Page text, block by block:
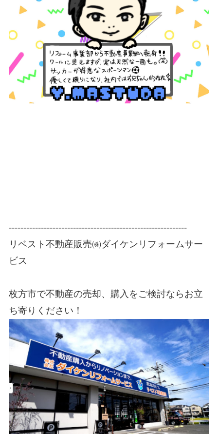
-------------------------------------------------------------
リベスト不動産販売㈱ダイケンリフォームサー
ビス
枚方市で不動産の売却、購入をご検討ならお立
ち寄りください！